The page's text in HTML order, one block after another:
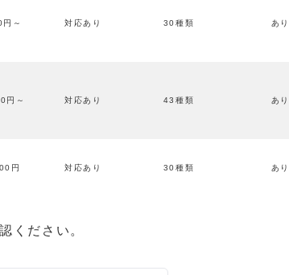
円～ 対応あり 30種類 あり
円～ 対応あり 43種類 あり
円 対応あり 30種類 あり
ください。